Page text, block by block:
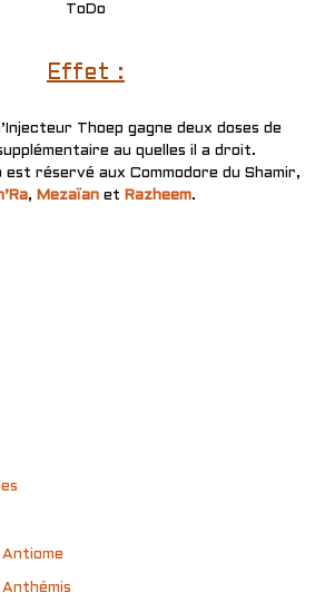
ToDo
Effet :
Thoep gagne deux doses de
au quelles il a droit.
est réservé aux Commodore du Shamir,
, Mezaïanet Razheem.